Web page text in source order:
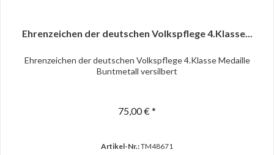
Ehrenzeichen der deutschen Volkspflege 4.Klasse...
Ehrenzeichen der deutschen Volkspflege 4.Klasse Medaille
Buntmetall versilbert
75,00 € *
Artikel-Nr.:TM48671